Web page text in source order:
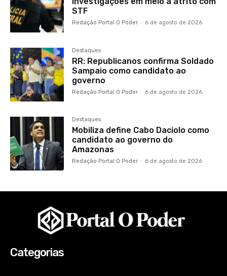
STF
Redação Portal O Poder - 6 de agosto de 2026
Destaques
RR: Republicanos confirma Soldado
Sampaio como candidato ao
governo
Redação Portal O Poder - 6 de agosto de 2026
Destaques
Mobiliza define Cabo Daciolo como
candidato ao governo do
Amazonas
Redação Portal O Poder - 6 de agosto de 2026
Categorias